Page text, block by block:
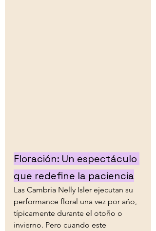
Floración: Un espectáculo
que redefine la paciencia
Las Cambria Nelly Isler ejecutan su
performance floral una vez por año,
típicamente durante el otoño o
invierno. Pero cuando este